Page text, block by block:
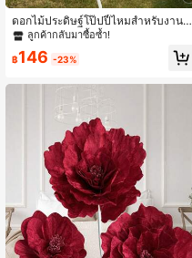
ดอกไม้ประดิษฐ์โป๊ปปี้ไหมสำหรับงานแ
ต่งงาน, การจัดดอกไม้ตกแต่งบ้านและก
ทน์, ของขวัญ
ลูกค้ากลับมาซื้อซ้ำ!
฿146 -23%